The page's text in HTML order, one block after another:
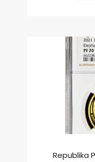
Republika